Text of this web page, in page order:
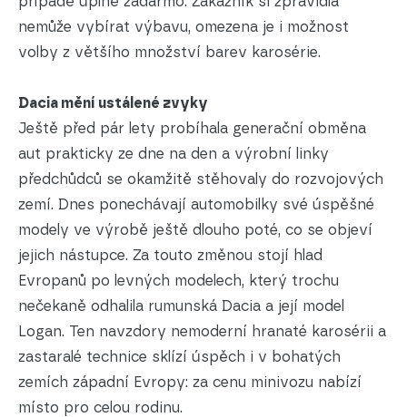
nemůže vybírat výbavu, omezena je i možnost
volby z většího množství barev karosérie.
Dacia mění ustálené zvyky
Ještě před pár lety probíhala generační obměna
aut prakticky ze dne na den a výrobní linky
předchůdců se okamžitě stěhovaly do rozvojových
zemí. Dnes ponechávají automobilky své úspěšné
modely ve výrobě ještě dlouho poté, co se objeví
jejich nástupce. Za touto změnou stojí hlad
Evropanů po levných modelech, který trochu
nečekaně odhalila rumunská Dacia a její model
Logan. Ten navzdory nemoderní hranaté karosérii a
zastaralé technice sklízí úspěch i v bohatých
zemích západní Evropy: za cenu minivozu nabízí
místo pro celou rodinu.